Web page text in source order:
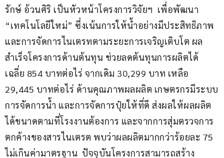
รักษ์ อ้วนศิริ เป็นหัวหน้าโครงการวิจัยฯ  เพื่อพัฒนา
“เทคโนโลยีใหม่” ซึ่งเน้นการให้น้ำอย่างมีประสิทธิภาพ
และการจัดการไนเตรทตามระยะการเจริญเติบโต ผล
สำเร็จโครงการด้านต้นทุน ช่วยลดต้นทุนการผลิตได้
เฉลี่ย 854 บาทต่อไร่ จากเดิม 30,299 บาท เหลือ
29,445 บาทต่อไร่ ด้านคุณภาพผลผลิต เกษตรกรมีระบบ
การจัดการน้ำ และการจัดการปุ๋ยให้ที่ดี ส่งผลให้ผลผลิต
ได้ขนาดตามที่โรงงานต้องการ และจากการสุ่มตรวจการ
ตกค้างของสารไนเตรต พบว่าผลผลิตมากกว่าร้อยละ 75
ไม่เกินค่ามาตรฐาน  ปัจจุบันโครงการสามารถสร้าง